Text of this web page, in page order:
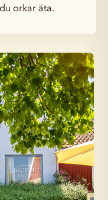
orkar äta.